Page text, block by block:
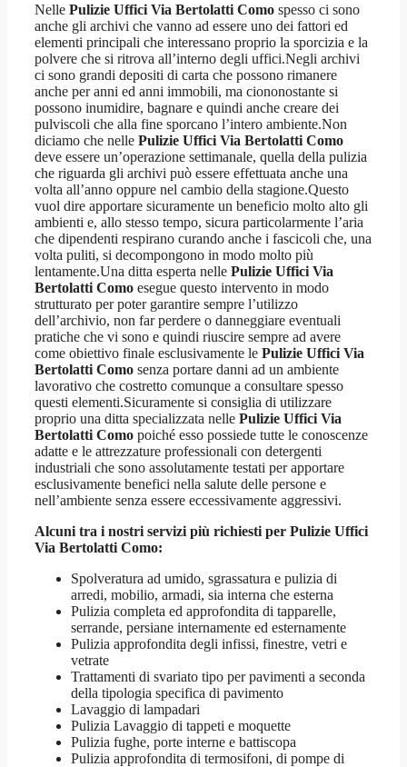
Nelle Pulizie Uffici Via Bertolatti Como spesso ci sono
anche gli archivi che vanno ad essere uno dei fattori ed
elementi principali che interessano proprio la sporcizia e la
polvere che si ritrova all’interno degli uffici.Negli archivi
ci sono grandi depositi di carta che possono rimanere
anche per anni ed anni immobili, ma ciononostante si
possono inumidire, bagnare e quindi anche creare dei
pulviscoli che alla fine sporcano l’intero ambiente.Non
diciamo che nelle Pulizie Uffici Via Bertolatti Como
deve essere un’operazione settimanale, quella della pulizia
che riguarda gli archivi può essere effettuata anche una
volta all’anno oppure nel cambio della stagione.Questo
vuol dire apportare sicuramente un beneficio molto alto gli
ambienti e, allo stesso tempo, sicura particolarmente l’aria
che dipendenti respirano curando anche i fascicoli che, una
volta puliti, si decompongono in modo molto più
lentamente.Una ditta esperta nelle Pulizie Uffici Via
Bertolatti Como esegue questo intervento in modo
strutturato per poter garantire sempre l’utilizzo
dell’archivio, non far perdere o danneggiare eventuali
pratiche che vi sono e quindi riuscire sempre ad avere
come obiettivo finale esclusivamente le Pulizie Uffici Via
Bertolatti Como senza portare danni ad un ambiente
lavorativo che costretto comunque a consultare spesso
questi elementi.Sicuramente si consiglia di utilizzare
proprio una ditta specializzata nelle Pulizie Uffici Via
Bertolatti Como poiché esso possiede tutte le conoscenze
adatte e le attrezzature professionali con detergenti
industriali che sono assolutamente testati per apportare
esclusivamente benefici nella salute delle persone e
nell’ambiente senza essere eccessivamente aggressivi.
Alcuni tra i nostri servizi più richiesti per Pulizie Uffici
Via Bertolatti Como:
Spolveratura ad umido, sgrassatura e pulizia di
arredi, mobilio, armadi, sia interna che esterna
Pulizia completa ed approfondita di tapparelle,
serrande, persiane internamente ed esternamente
Pulizia approfondita degli infissi, finestre, vetri e
vetrate
Trattamenti di svariato tipo per pavimenti a seconda
della tipologia specifica di pavimento
Lavaggio di lampadari
Pulizia Lavaggio di tappeti e moquette
Pulizia fughe, porte interne e battiscopa
Pulizia approfondita di termosifoni, di pompe di